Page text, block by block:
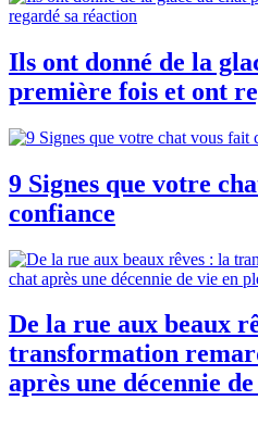
Ils ont donné de la
première fois et ont
9 Signes que votre
confiance
De la rue aux beaux
transformation
après une décennie